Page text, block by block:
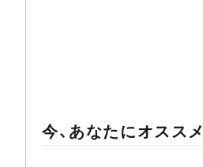
今、あなたにオススメ